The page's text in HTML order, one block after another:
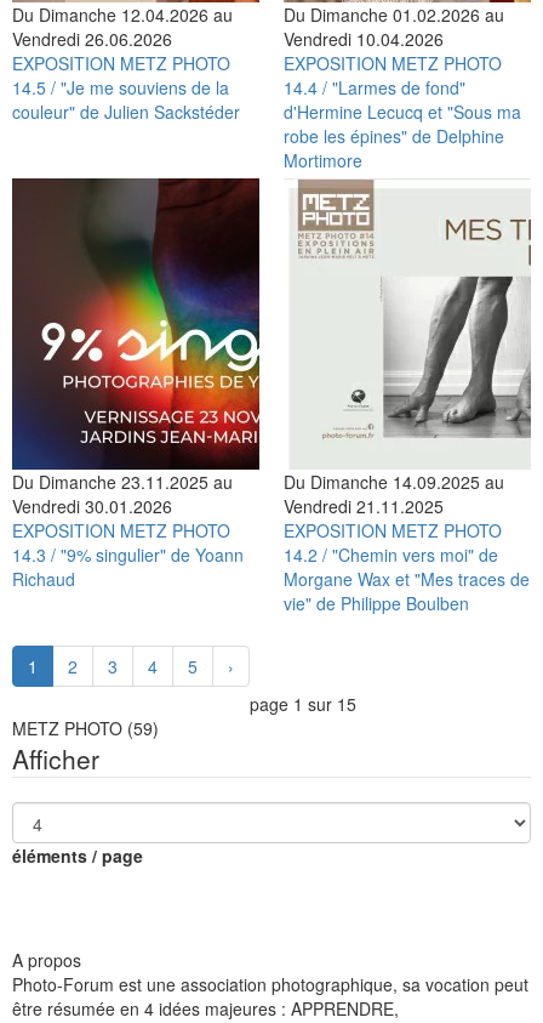
Du Dimanche 12.04.2026 au
Vendredi 26.06.2026
EXPOSITION METZ PHOTO
14.5 / "Je me souviens de la
couleur" de Julien Sackstéder
Du Dimanche 01.02.2026 au
Vendredi 10.04.2026
EXPOSITION METZ PHOTO
14.4 / "Larmes de fond"
d'Hermine Lecucq et "Sous ma
robe les épines" de Delphine
Mortimore
Du Dimanche 23.11.2025 au
Vendredi 30.01.2026
EXPOSITION METZ PHOTO
14.3 / "9% singulier" de Yoann
Richaud
Du Dimanche 14.09.2025 au
Vendredi 21.11.2025
EXPOSITION METZ PHOTO
14.2 / "Chemin vers moi" de
Morgane Wax et "Mes traces de
vie" de Philippe Boulben
1 2 3 4 5
›
page 1 sur 15
METZ PHOTO (59)
Afficher
éléments / page
A propos
Photo-Forum est une association photographique, sa vocation peut
être résumée en 4 idées majeures : APPRENDRE,